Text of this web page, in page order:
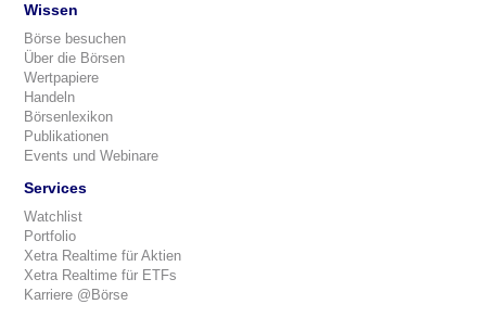
Wissen
Börse besuchen
Über die Börsen
Wertpapiere
Handeln
Börsenlexikon
Publikationen
Events und Webinare
Services
Watchlist
Portfolio
Xetra Realtime für Aktien
Xetra Realtime für ETFs
Karriere @Börse